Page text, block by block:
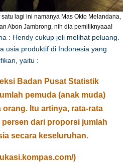
satu lagi ini namanya Mas Okto Melandana,
Abon Jambrong, nih dia pemiliknyaaa!
: Hendy cukup jeli melihat peluang.
usia produktif di Indonesia yang
yaitu :
Badan Pusat Statistik
pemuda (anak muda)
orang. Itu artinya, rata-rata
persen dari proporsi jumlah
secara keseluruhan.
)